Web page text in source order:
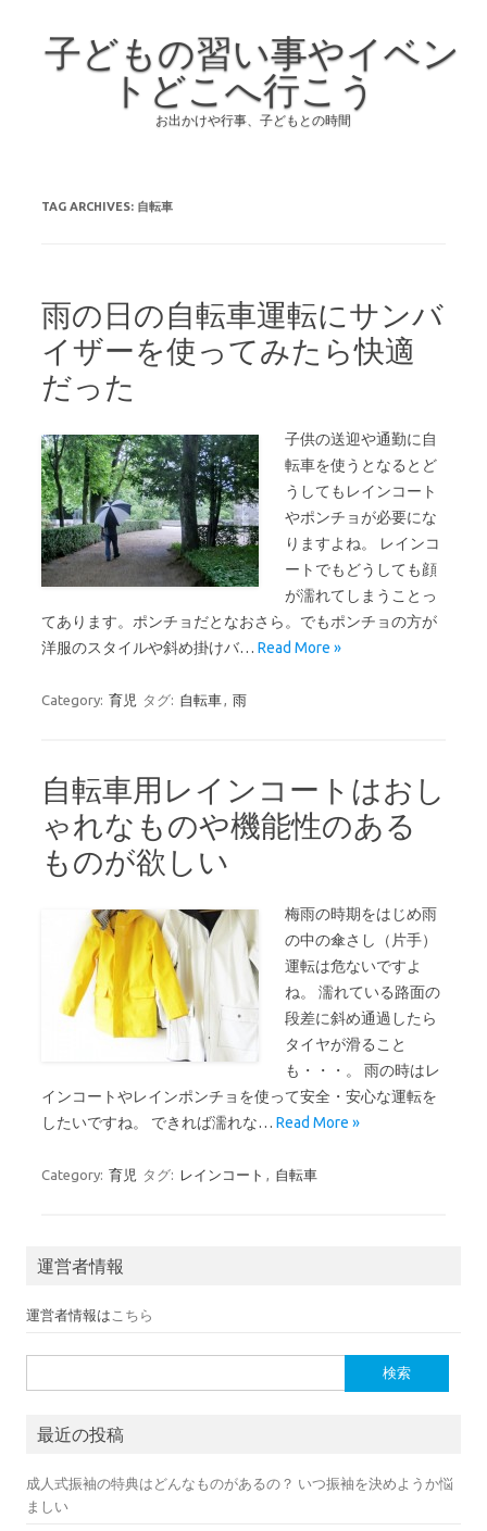
子どもの習い事やイベン
トどこへ行こう
お出かけや行事、子どもとの時間
TAG ARCHIVES: 自転車
雨の日の自転車運転にサンバ
イザーを使ってみたら快適
だった
子供の送迎や通勤に自
転車を使うとなるとど
うしてもレインコート
やポンチョが必要にな
りますよね。 レインコ
ートでもどうしても顔
が濡れてしまうことっ
てあります。ポンチョだとなおさら。でもポンチョの方が
洋服のスタイルや斜め掛けバ… Read More »
Category: 育児 タグ: 自転車, 雨
自転車用レインコートはおし
ゃれなものや機能性のある
ものが欲しい
梅雨の時期をはじめ雨
の中の傘さし（片手）
運転は危ないですよ
ね。 濡れている路面の
段差に斜め通過したら
タイヤが滑ること
も・・・。 雨の時はレ
インコートやレインポンチョを使って安全・安心な運転を
したいですね。 できれば濡れな… Read More »
Category: 育児 タグ: レインコート , 自転車
運営者情報
運営者情報は こちら
最近の投稿
成人式振袖の特典はどんなものがあるの？ いつ振袖を決めようか悩
ましい